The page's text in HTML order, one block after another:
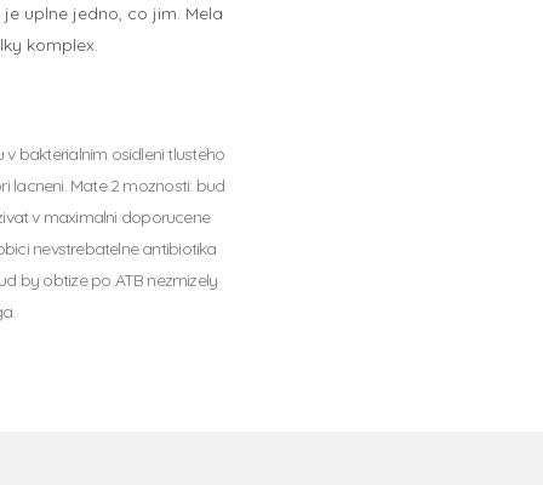
uplne jedno, co jim. Mela
komplex.
bakterialnim osidleni tlusteho
lacneni. Mate 2 moznosti: bud
v maximalni doporucene
nevstrebatelne antibiotika
by obtize po ATB nezmizely